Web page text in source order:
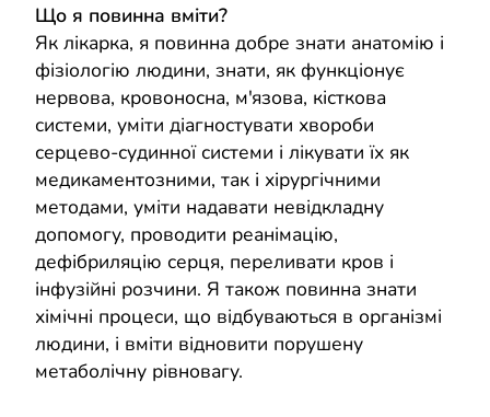
Що я повинна вміти?
Як лікарка, я повинна добре знати анатомію і
фізіологію людини, знати, як функціонує
нервова, кровоносна, м'язова, кісткова
системи, уміти діагностувати хвороби
серцево-судинної системи і лікувати їх як
медикаментозними, так і хірургічними
методами, уміти надавати невідкладну
допомогу, проводити реанімацію,
дефібриляцію серця, переливати кров і
інфузійні розчини. Я також повинна знати
хімічні процеси, що відбуваються в організмі
людини, і вміти відновити порушену
метаболічну рівновагу.